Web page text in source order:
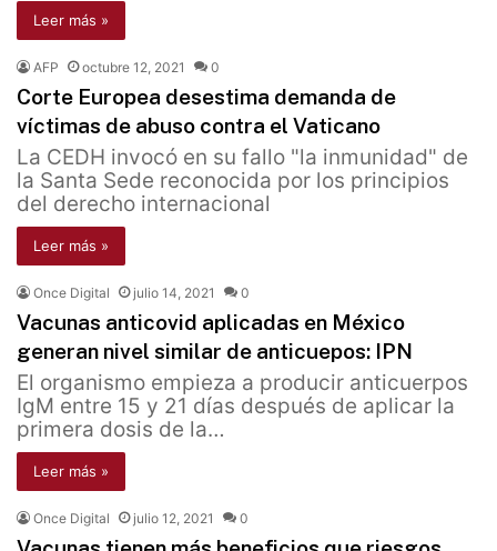
Leer más »
AFP octubre 12, 2021 0
Corte Europea desestima demanda de
víctimas de abuso contra el Vaticano
La CEDH invocó en su fallo "la inmunidad" de
la Santa Sede reconocida por los principios
del derecho internacional
Leer más »
Once Digital julio 14, 2021 0
Vacunas anticovid aplicadas en México
generan nivel similar de anticuepos: IPN
El organismo empieza a producir anticuerpos
IgM entre 15 y 21 días después de aplicar la
primera dosis de la…
Leer más »
Once Digital julio 12, 2021 0